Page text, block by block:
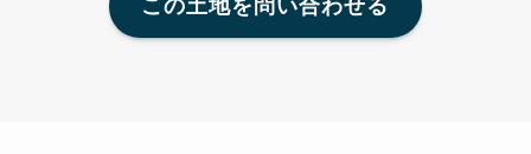
この土地を問い合わせる